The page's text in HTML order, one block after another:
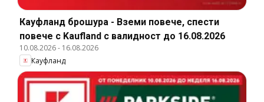
Кауфланд брошура - Вземи повече, спести
повече с Kaufland с валидност до 16.08.2026
10.08.2026- 16.08.2026
Кауфланд